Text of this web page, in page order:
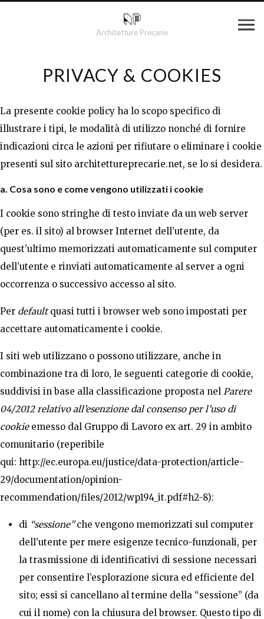
Architetture Precarie
PRIVACY & COOKIES
La presente cookie policy ha lo scopo specifico di
illustrare i tipi, le modalità di utilizzo nonché di fornire
indicazioni circa le azioni per rifiutare o eliminare i cookie
presenti sul sito architettureprecarie.net, se lo si desidera.
a. Cosa sono e come vengono utilizzati i cookie
I cookie sono stringhe di testo inviate da un web server
(per es. il sito) al browser Internet dell’utente, da
quest’ultimo memorizzati automaticamente sul computer
dell’utente e rinviati automaticamente al server a ogni
occorrenza o successivo accesso al sito.
Per defaultquasi tutti i browser web sono impostati per
accettare automaticamente i cookie.
I siti web utilizzano o possono utilizzare, anche in
combinazione tra di loro, le seguenti categorie di cookie,
suddivisi in base alla classificazione proposta nel Parere
04/2012 relativo all’esenzione dal consenso per l’uso di
cookie emesso dal Gruppo di Lavoro ex art. 29 in ambito
comunitario (reperibile
qui: http://ec.europa.eu/justice/data-protection/article-
29/documentation/opinion-
recommendation/files/2012/wp194_it.pdf#h2-8):
di “sessione”che vengono memorizzati sul computer
dell’utente per mere esigenze tecnico-funzionali, per
la trasmissione di identificativi di sessione necessari
per consentire l’esplorazione sicura ed efficiente del
sito; essi si cancellano al termine della “sessione” (da
cui il nome) con la chiusura del browser. Questo tipo di